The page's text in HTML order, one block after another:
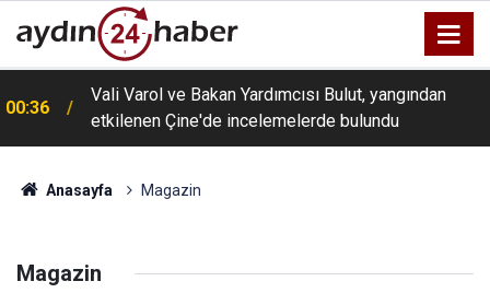
00:20 Ölmeye gör
Anasayfa Magazin
Magazin